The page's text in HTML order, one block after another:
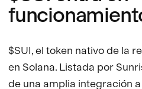
$SUI, el token nativo de la
en Solana. Listada por
de una amplia integración